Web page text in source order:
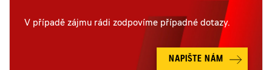
V případě zájmu rádi zodpovíme případné dotazy.
NAPIŠTE NÁM